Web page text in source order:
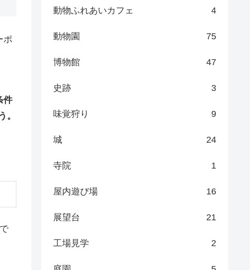
ポ
件
。
動物ふれあいカフェ 4
動物園 75
博物館 47
史跡 3
味覚狩り 9
城 24
寺院 1
屋内遊び場 16
展望台 21
工場見学 2